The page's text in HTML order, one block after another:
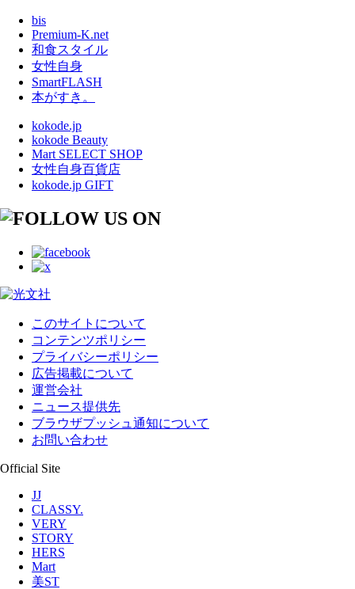
bis
Premium-K.net
和食スタイル
女性自身
SmartFLASH
本がすき。
kokode.jp
kokode Beauty
Mart SELECT SHOP
女性自身百貨店
kokode.jp GIFT
このサイトについて
コンテンツポリシー
プライバシーポリシー
広告掲載について
運営会社
ニュース提供先
ブラウザプッシュ通知について
お問い合わせ
Official Site
JJ
CLASSY.
VERY
STORY
HERS
Mart
美ST